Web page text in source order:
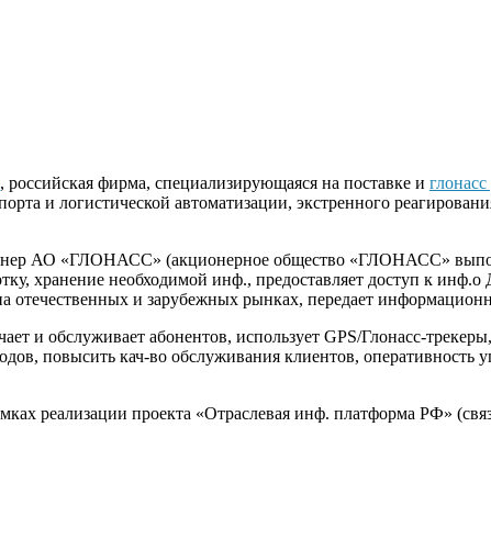
, российская фирма, специализирующаяся на поставке и
и логистической автоматизации, экстренного
АО «ГЛОНАСС» (акционерное общество «ГЛОНАСС»
хранение необходимой инф., предоставляет доступ к
отечественных и зарубежных рынках, передает
и обслуживает абонентов, использует GPS/Глонасс-
повысить кач-во обслуживания клиентов,
реализации проекта «Отраслевая инф. платформа РФ»